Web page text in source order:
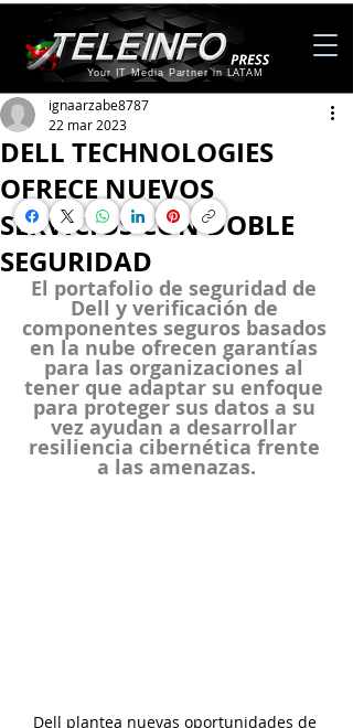
Your IT Media Partner in LATAM
DELL TECHNOLOGIES
OFRECE NUEVOS
SERVICIOS CON DOBLE
SEGURIDAD
ignaarzabe8787
22 mar 2023
El portafolio de seguridad de
Dell y verificación de
componentes seguros basados
en la nube ofrecen garantías
para las organizaciones al
tener que adaptar su enfoque
para proteger sus datos a su
vez ayudan a desarrollar
resiliencia cibernética frente
a las amenazas.
Dell plantea nuevas oportunidades de